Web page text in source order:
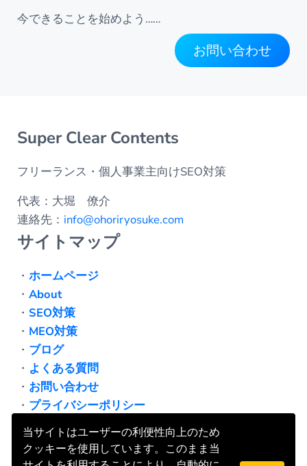
当サイトはユーザーの利便性向上のため
クッキーを使用しています。このまま当
今できることを始めよう……
お問い合わせ
Super Clear Contents
フリーランス・個人事業主向けSEO対策
代表：大堀 僚介
連絡先： info@ohoriryosuke.com
サイトマップ
・ ホームページ
・ About
・ SEO対策
・ MEO対策
・ ブログ
・ よくある質問
・ お問い合わせ
・ プライバシーポリシー